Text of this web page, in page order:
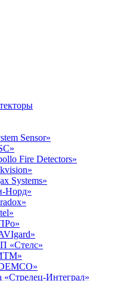
Sensor»
Fire Detectors»
Systems»
Норд»
«Стелс»
«Стрелец-Интеграл»